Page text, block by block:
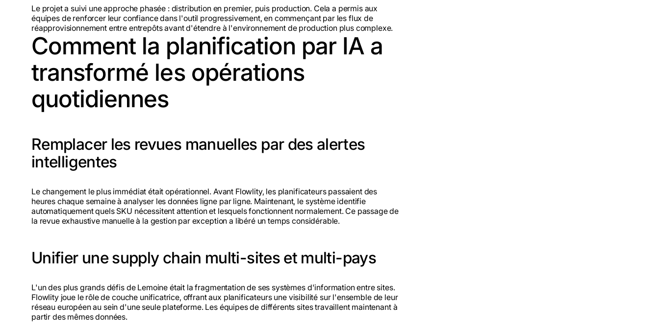
Le projet a suivi une approche phasée : distribution en premier, puis production. Cela a permis aux
équipes de renforcer leur confiance dans l'outil progressivement, en commençant par les flux de
réapprovisionnement entre entrepôts avant d'étendre à l'environnement de production plus complexe.
Comment la planification par IA a
transformé les opérations
quotidiennes
Remplacer les revues manuelles par des alertes
intelligentes
Le changement le plus immédiat était opérationnel. Avant Flowlity, les planificateurs passaient des
heures chaque semaine à analyser les données ligne par ligne. Maintenant, le système identifie
automatiquement quels SKU nécessitent attention et lesquels fonctionnent normalement. Ce passage de
la revue exhaustive manuelle à la gestion par exception a libéré un temps considérable.
Unifier une supply chain multi-sites et multi-pays
L'un des plus grands défis de Lemoine était la fragmentation de ses systèmes d'information entre sites.
Flowlity joue le rôle de couche unificatrice, offrant aux planificateurs une visibilité sur l'ensemble de leur
réseau européen au sein d'une seule plateforme. Les équipes de différents sites travaillent maintenant à
partir des mêmes données.